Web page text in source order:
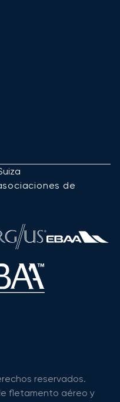
de
reservados.
fletamento aéreo y